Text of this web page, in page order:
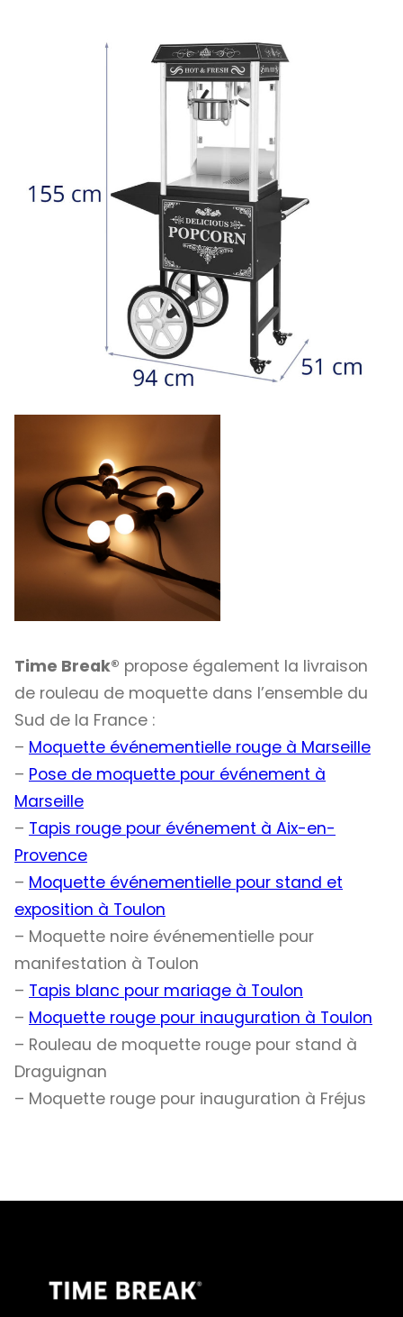
Time Break® propose également la livraison
de rouleau de moquette dans l’ensemble du
Sud de la France :
– Moquette événementielle rouge à Marseille
– Pose de moquette pour événement à
Marseille
– Tapis rouge pour événement à Aix-en-
Provence
– Moquette événementielle pour stand et
exposition à Toulon
– Moquette noire événementielle pour
manifestation à Toulon
– Tapis blanc pour mariage à Toulon
– Moquette rouge pour inauguration à Toulon
– Rouleau de moquette rouge pour stand à
Draguignan
– Moquette rouge pour inauguration à Fréjus